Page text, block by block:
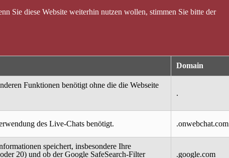
Sie diese Website weiterhin nutzen wollen, stimmen Sie bitte der
Domain
Funktionen benötigt ohne die die Webseite
.
des Live-Chats benötigt. .onwebchat.com
speichert, insbesondere Ihre
20) und ob der Google SafeSearch-Filter
.google.com